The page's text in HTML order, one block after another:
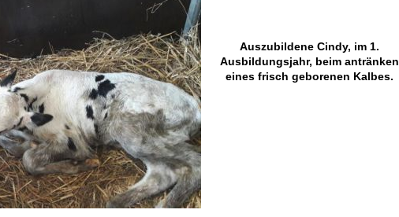
Auszubildene Cindy, im 1.
Ausbildungsjahr, beim antränken
eines frisch geborenen Kalbes.